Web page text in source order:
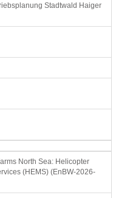
Stadtwald Haiger
North Sea: Helicopter
(HEMS) (EnBW-2026-